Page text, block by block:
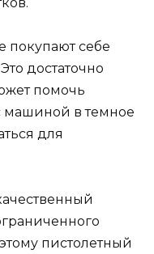
покупают себе
достаточно
помочь
в темное
для
пистолетный